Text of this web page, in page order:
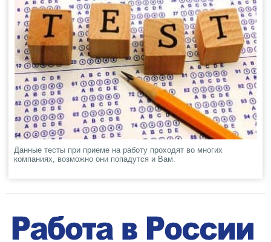
Данные тесты при приеме на работу проходят во многих
компаниях, возможно они попадутся и Вам.